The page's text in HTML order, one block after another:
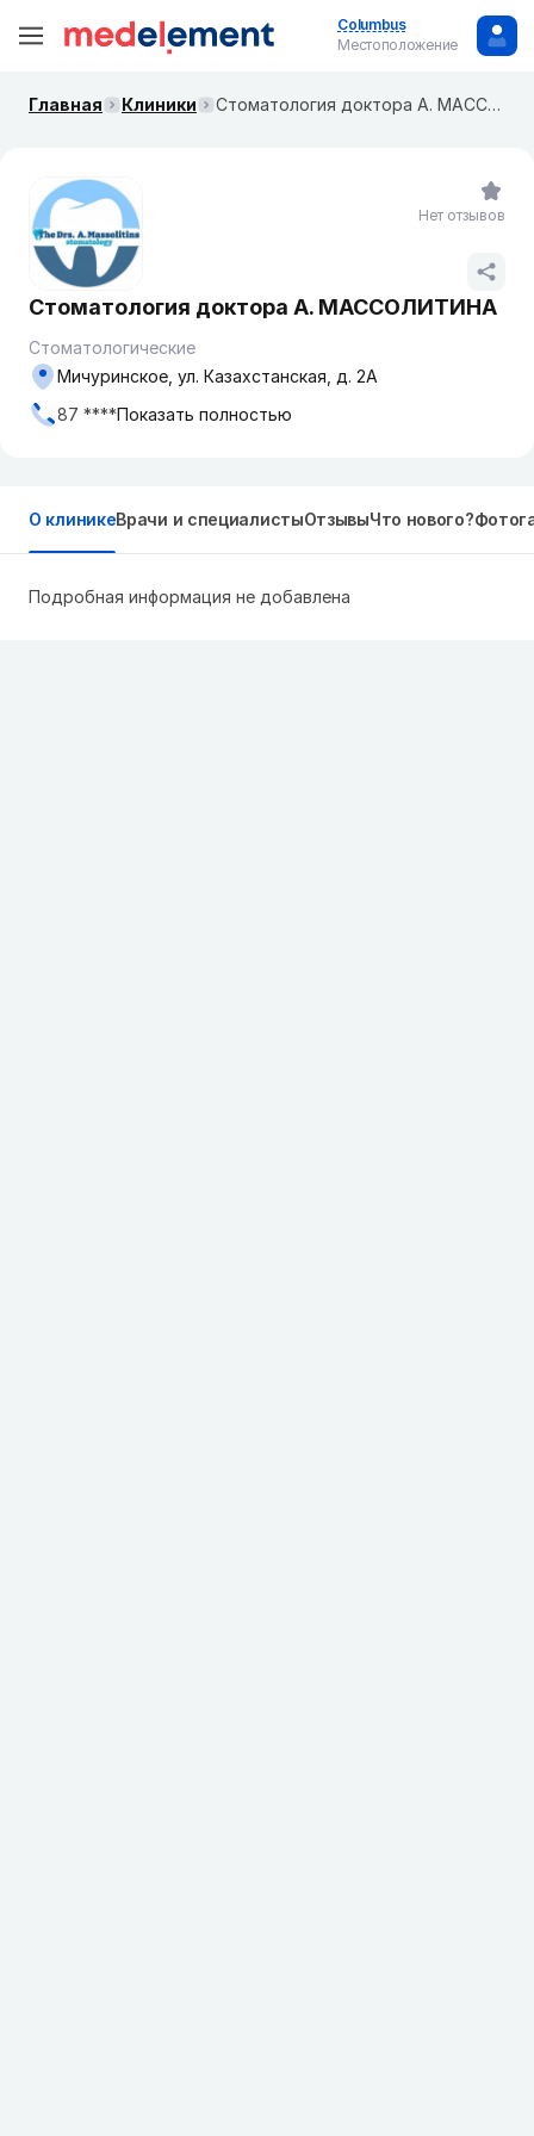
Columbus
Местоположение
Главная Клиники Стоматология доктора А. МАССОЛИТИНА
Стоматология доктора А. МАССОЛИТИНА
Стоматологические
Мичуринское, ул. Казахстанская, д. 2А
87 ****Показать полностью
Нет отзывов
О клиникеВрачи и специалистыОтзывыЧто нового?
Подробная информация не добавлена